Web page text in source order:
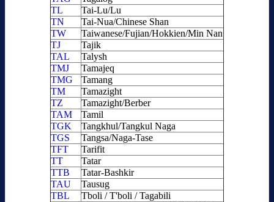
TL
Tai-Lu/Lu
TN
Tai-Nua/Chinese Shan
TW
Taiwanese/Fujian/Hokkien/Min Nan
TJ
Tajik
TAL
Talysh
TMJ
Tamajeq
TMG
Tamang
TM
Tamazight
TZ
Tamazight/Berber
TAM
Tamil
TGK
Tangkhul/Tangkul Naga
TGS
Tangsa/Naga-Tase
TFT
Tarifit
TT
Tatar
TTB
Tatar-Bashkir
TAU
Tausug
TBL
Tboli / T'boli / Tagabili